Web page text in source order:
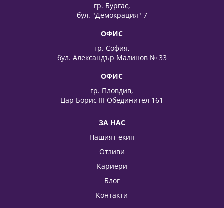
гр. Бургас,
бул. "Демокрация" 7
ОФИС
гр. София,
бул. Александър Малинов № 33
ОФИС
гр. Пловдив,
Цар Борис III Обединител 161
ЗА НАС
Нашият екип
Отзиви
Кариери
Блог
Контакти